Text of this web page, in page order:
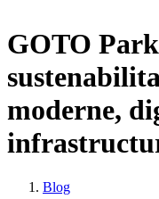
GOTO
moderne,
Blog